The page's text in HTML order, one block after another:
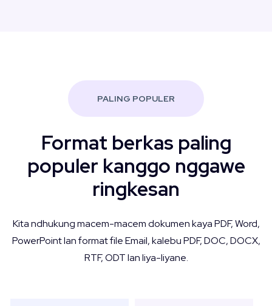
PALING POPULER
Format berkas paling
populer kanggo nggawe
ringkesan
Kita ndhukung macem-macem dokumen kaya PDF, Word,
PowerPoint lan format file Email, kalebu PDF, DOC, DOCX,
RTF, ODT lan liya-liyane.